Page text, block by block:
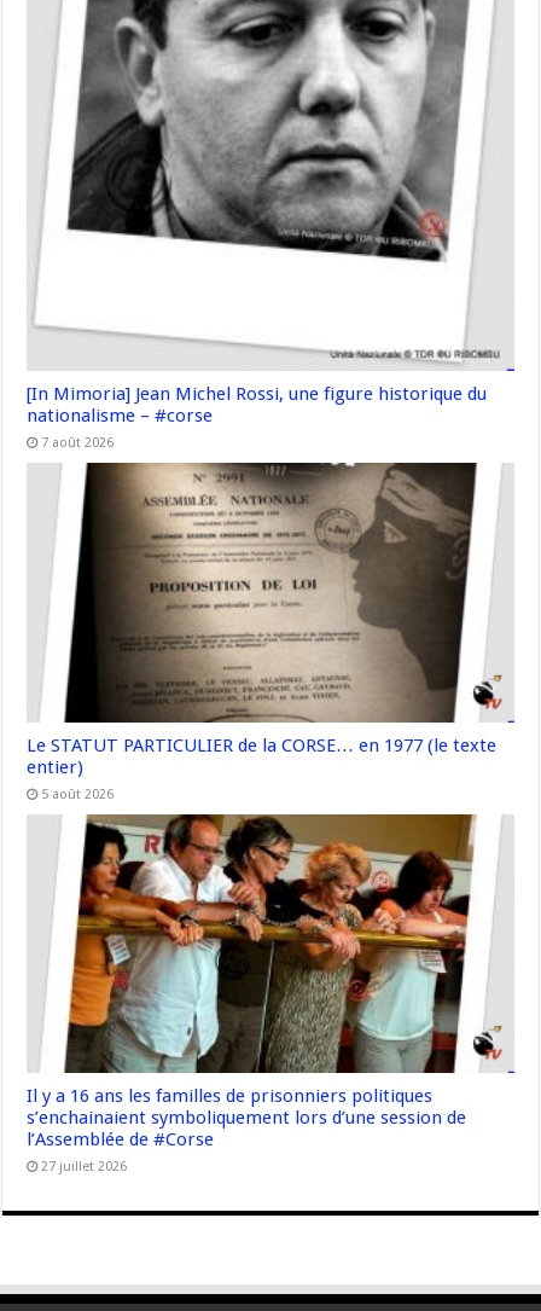
[In Mimoria] Jean Michel Rossi, une figure historique du
nationalisme – #corse
7 août 2026
Le STATUT PARTICULIER de la CORSE… en 1977 (le texte
entier)
5 août 2026
Il y a 16 ans les familles de prisonniers politiques
s’enchainaient symboliquement lors d’une session de
l’Assemblée de #Corse
27 juillet 2026